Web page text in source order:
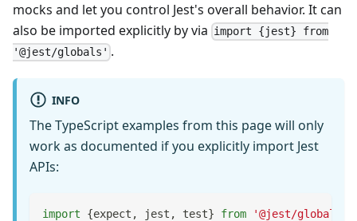
mocks and let you control Jest's overall behavior. It can
also be imported explicitly by via import {jest} from
'@jest/globals' .
INFO
The TypeScript examples from this page will only
work as documented if you explicitly import Jest
APIs:
import {expect , jest , test} from '@jest/globals'